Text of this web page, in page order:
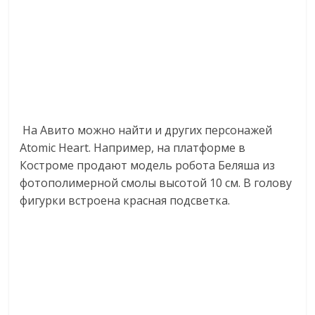
На Авито можно найти и других персонажей
Atomic Heart. Например, на платформе в
Костроме продают модель робота Беляша из
фотополимерной смолы высотой 10 см. В голову
фигурки встроена красная подсветка.